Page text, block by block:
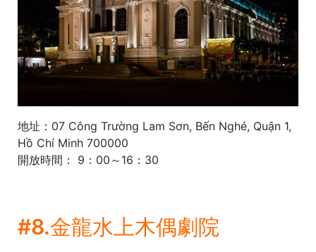
地址：07 Công Trường Lam Sơn, Bến Nghé, Quận 1,
Hồ Chí Minh 700000
開放時間： 9：00～16：30
#8.金龍水上木偶劇院